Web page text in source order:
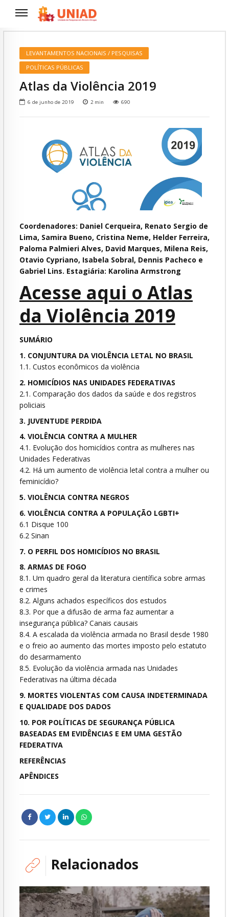
LEVANTAMENTOS NACIONAIS / PESQUISAS
POLÍTICAS PÚBLICAS
Atlas da Violência 2019
6 de junho de 2019 2 min 690
Coordenadores: Daniel Cerqueira, Renato Sergio de
Lima, Samira Bueno, Cristina Neme, Helder Ferreira,
Paloma Palmieri Alves, David Marques, Milena Reis,
Otavio Cypriano, Isabela Sobral, Dennis Pacheco e
Gabriel Lins. Estagiária: Karolina Armstrong
Acesse aqui o Atlas
da Violência 2019
SUMÁRIO
1. CONJUNTURA DA VIOLÊNCIA LETAL NO BRASIL
1.1. Custos econômicos da violência
2. HOMICÍDIOS NAS UNIDADES FEDERATIVAS
2.1. Comparação dos dados da saúde e dos registros
policiais
3. JUVENTUDE PERDIDA
4. VIOLÊNCIA CONTRA A MULHER
4.1. Evolução dos homicídios contra as mulheres nas
Unidades Federativas
4.2. Há um aumento de violência letal contra a mulher ou
feminicídio?
5. VIOLÊNCIA CONTRA NEGROS
6. VIOLÊNCIA CONTRA A POPULAÇÃO LGBTI+
6.1 Disque 100
6.2 Sinan
7. O PERFIL DOS HOMICÍDIOS NO BRASIL
8. ARMAS DE FOGO
8.1. Um quadro geral da literatura científica sobre armas
e crimes
8.2. Alguns achados específicos dos estudos
8.3. Por que a difusão de arma faz aumentar a
insegurança pública? Canais causais
8.4. A escalada da violência armada no Brasil desde 1980
e o freio ao aumento das mortes imposto pelo estatuto
do desarmamento
8.5. Evolução da violência armada nas Unidades
Federativas na última década
9. MORTES VIOLENTAS COM CAUSA INDETERMINADA
E QUALIDADE DOS DADOS
10. POR POLÍTICAS DE SEGURANÇA PÚBLICA
BASEADAS EM EVIDÊNCIAS E EM UMA GESTÃO
FEDERATIVA
REFERÊNCIAS
APÊNDICES
Relacionados